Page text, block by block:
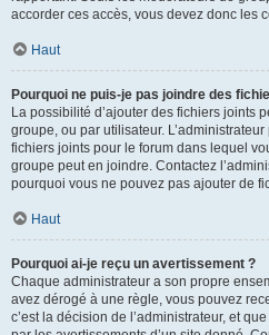
accorder ces accès, vous devez donc les
Haut
Pourquoi ne puis-je pas joindre des
La possibilité d’ajouter des fichiers joints
groupe, ou par utilisateur.
fichiers joints pour le forum dans lequel
groupe peut en joindre. Contactez
pourquoi vous ne pouvez pas ajouter de
Haut
Pourquoi ai-je reçu un avertissement ?
Chaque administrateur a son propre
avez dérogé à une règle, vous pouvez
c’est la décision de l’administrateur, et